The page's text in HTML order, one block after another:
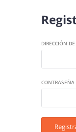
DIRECCIÓN
CONTRASEÑA